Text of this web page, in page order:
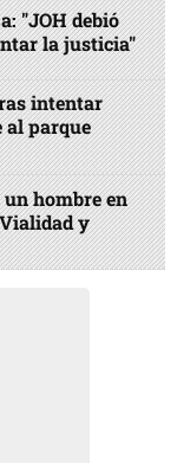
"JOH debió
la justicia"
intentar
al parque
hombre en
y